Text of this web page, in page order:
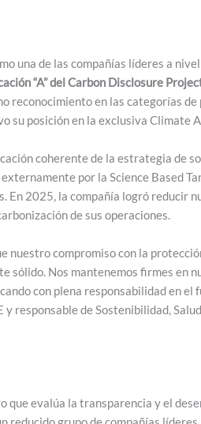
una de las compañías líderes a
“A” del Carbon Disclosure
reconocimiento en las categorías
su posición en la exclusiva Climate
coherente de la estrategia de
por la Science Based
En 2025, la compañía logró reducir
de sus operaciones.
nuestro compromiso con la
sólido. Nos mantenemos firmes en
con plena responsabilidad en el
responsable de Sostenibilidad,
que evalúa la transparencia y el